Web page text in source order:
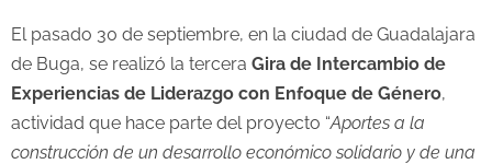
El pasado 30 de septiembre, en la ciudad de Guadalajara
de Buga, se realizó la tercera Gira de Intercambio de
Experiencias de Liderazgo con Enfoque de Género,
actividad que hace parte del proyecto “Aportes a la
construcción de un desarrollo económico solidario y de una